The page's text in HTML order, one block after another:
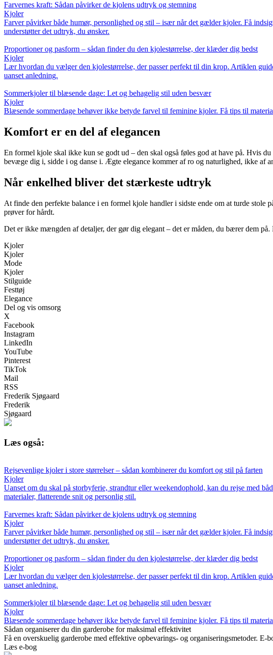
Farvernes kraft: Sådan påvirker de kjolens udtryk og stemning
Kjoler
Farver påvirker både humør, personlighed og stil – især når det gælder kjoler. Få
understøtter det udtryk, du ønsker.
Proportioner og pasform – sådan finder du den kjolestørrelse, der klæder dig bedst
Kjoler
Lær hvordan du vælger den kjolestørrelse, der passer perfekt til din krop. Artiklen
uanset anledning.
Sommerkjoler til blæsende dage: Let og behagelig stil uden besvær
Kjoler
Blæsende sommerdage behøver ikke betyde farvel til feminine kjoler. Få tips til
Komfort er en del af elegancen
En formel kjole skal ikke kun se godt ud – den skal også føles god at have på. Hvis
bevæge dig i, sidde i og danse i. Ægte elegance kommer af ro og naturlighed, ikke af
Når enkelhed bliver det stærkeste udtryk
At finde den perfekte balance i en formel kjole handler i sidste ende om at turde
prøver for hårdt.
Det er ikke mængden af detaljer, der gør dig elegant – det er måden, du bærer dem
Kjoler
Kjoler
Mode
Kjoler
Stilguide
Festtøj
Elegance
Del og vis omsorg
X
Facebook
Instagram
LinkedIn
YouTube
Pinterest
TikTok
Mail
RSS
Frederik Sjøgaard
Frederik
Sjøgaard
Læs også:
Rejsevenlige kjoler i store størrelser – sådan kombinerer du komfort og stil på farten
Kjoler
Uanset om du skal på storbyferie, strandtur eller weekendophold, kan du rejse med
materialer, flatterende snit og personlig stil.
Farvernes kraft: Sådan påvirker de kjolens udtryk og stemning
Kjoler
Farver påvirker både humør, personlighed og stil – især når det gælder kjoler. Få
understøtter det udtryk, du ønsker.
Proportioner og pasform – sådan finder du den kjolestørrelse, der klæder dig bedst
Kjoler
Lær hvordan du vælger den kjolestørrelse, der passer perfekt til din krop. Artiklen
uanset anledning.
Sommerkjoler til blæsende dage: Let og behagelig stil uden besvær
Kjoler
Blæsende sommerdage behøver ikke betyde farvel til feminine kjoler. Få tips til
Sådan organiserer du din garderobe for maksimal effektivitet
Få en overskuelig garderobe med effektive opbevarings- og organiseringsmetoder.
Læs e-bog